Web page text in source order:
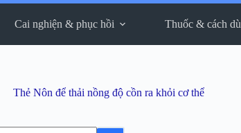
Cai nghiện & phục hồi Thuốc & cách
ThẻNôn để thải nồng độ cồn ra khỏi cơ thể